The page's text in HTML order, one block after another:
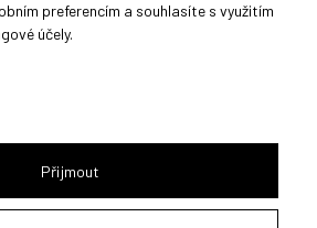
preferencím a souhlasíte s využitím
účely.
Přijmout